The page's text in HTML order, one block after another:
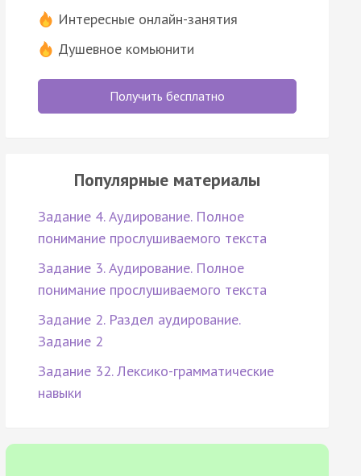
Интересные онлайн-занятия
Душевное комьюнити
Получить бесплатно
Популярные материалы
Задание 4. Аудирование. Полное
понимание прослушиваемого текста
Задание 3. Аудирование. Полное
понимание прослушиваемого текста
Задание 2. Раздел аудирование.
Задание 2
Задание 32. Лексико-грамматические
навыки